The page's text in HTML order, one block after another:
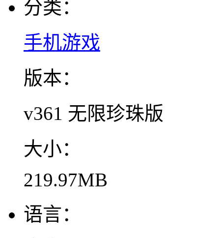
分类：
手机游戏
版本：
v361 无限珍珠版
大小：
219.97MB
语言：